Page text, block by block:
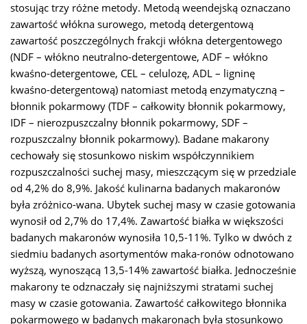
stosując trzy różne metody. Metodą weendejską oznaczano
zawartość włókna surowego, metodą detergentową
zawartość poszczególnych frakcji włókna detergentowego
(NDF – włókno neutralno-detergentowe, ADF – włókno
kwaśno-detergentowe, CEL – celulozę, ADL – ligninę
kwaśno-detergentową) natomiast metodą enzymatyczną –
błonnik pokarmowy (TDF – całkowity błonnik pokarmowy,
IDF – nierozpuszczalny błonnik pokarmowy, SDF –
rozpuszczalny błonnik pokarmowy). Badane makarony
cechowały się stosunkowo niskim współczynnikiem
rozpuszczalności suchej masy, mieszczącym się w przedziale
od 4,2% do 8,9%. Jakość kulinarna badanych makaronów
była zróżnico-wana. Ubytek suchej masy w czasie gotowania
wynosił od 2,7% do 17,4%. Zawartość białka w większości
badanych makaronów wynosiła 10,5-11%. Tylko w dwóch z
siedmiu badanych asortymentów maka-ronów odnotowano
wyższą, wynoszącą 13,5-14% zawartość białka. Jednocześnie
makarony te odznaczały się najniższymi stratami suchej
masy w czasie gotowania. Zawartość całkowitego błonnika
pokarmowego w badanych makaronach była stosunkowo